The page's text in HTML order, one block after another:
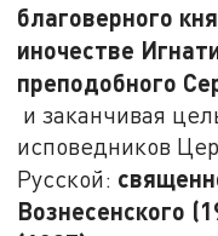
благоверного
иночестве
преподобного
и заканчивая
исповедников
Русской:
Вознесенского